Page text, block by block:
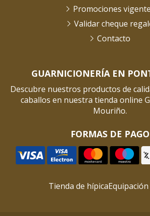
GUARNICIONERÍA EN
Descubre nuestros productos de
caballos en nuestra tienda online
Mouriño.
FORMAS DE PAGO
Promociones
Validar cheque
Contacto
Tienda de hípica